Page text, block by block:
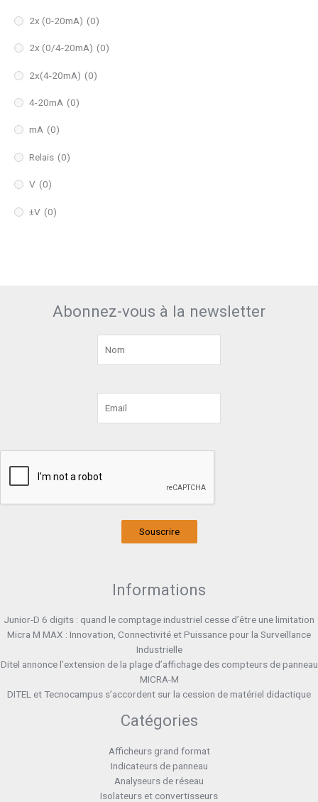
2x (0-20mA) (0)
2x (0/4-20mA) (0)
2x(4-20mA) (0)
4-20mA (0)
mA (0)
Relais (0)
V (0)
±V (0)
Abonnez-vous à la newsletter
Souscrire
Informations
Junior-D 6 digits : quand le comptage industriel cesse d’être une limitation
Micra M MAX : Innovation, Connectivité et Puissance pour la Surveillance
Industrielle
Ditel annonce l’extension de la plage d’affichage des compteurs de panneau
MICRA-M
DITEL et Tecnocampus s’accordent sur la cession de matériel didactique
Catégories
Afficheurs grand format
Indicateurs de panneau
Analyseurs de réseau
Isolateurs et convertisseurs